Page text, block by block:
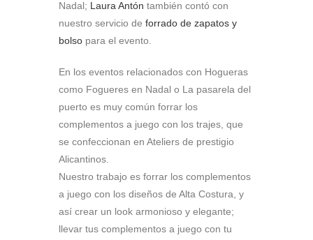
Nadal; Laura Antón también contó con
nuestro servicio de forrado de zapatos y
bolso para el evento.
En los eventos relacionados con Hogueras
como Fogueres en Nadal o La pasarela del
puerto es muy común forrar los
complementos a juego con los trajes, que
se confeccionan en Ateliers de prestigio
Alicantinos.
Nuestro trabajo es forrar los complementos
a juego con los diseños de Alta Costura, y
así crear un look armonioso y elegante;
llevar tus complementos a juego con tu